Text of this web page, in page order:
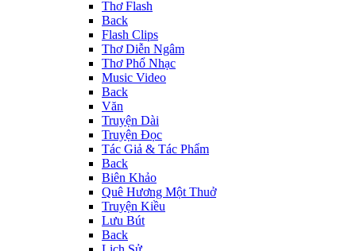
Thơ Flash
Back
Flash Clips
Thơ Diễn Ngâm
Thơ Phổ Nhạc
Music Video
Back
Văn
Truyện Dài
Truyện Đọc
Tác Giả & Tác Phẩm
Back
Biên Khảo
Quê Hương Một Thuở
Truyện Kiều
Lưu Bút
Back